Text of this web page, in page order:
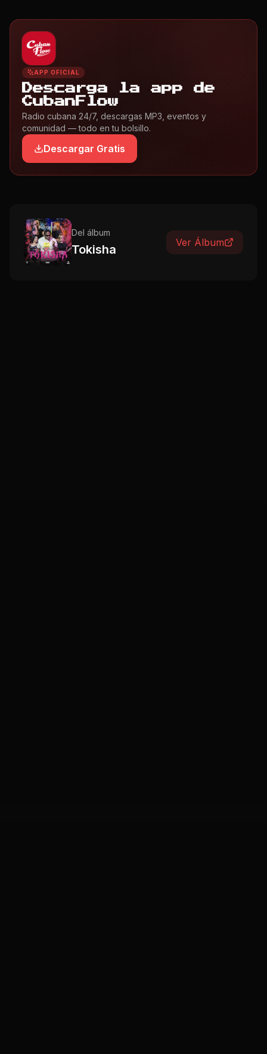
APP OFICIAL
Descarga la app de
CubanFlow
Radio cubana 24/7, descargas MP3, eventos y
comunidad — todo en tu bolsillo.
Descargar Gratis
Del álbum
Tokisha Ver Álbum